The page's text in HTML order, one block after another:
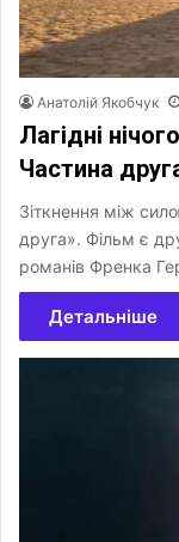
Анатолій Якобчук
Лагідні
Частина
Зіткнення між
друга». Фільм є
романів Френка
Детальніше